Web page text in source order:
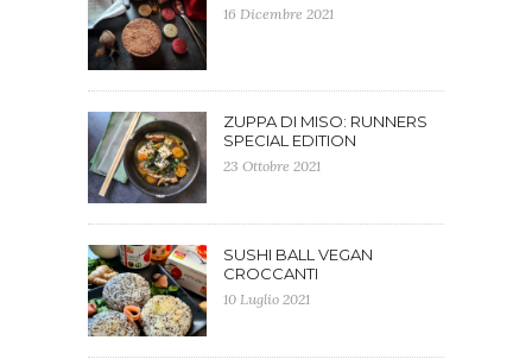
16 Dicembre 2021
ZUPPA DI MISO: RUNNERS
SPECIAL EDITION
23 Ottobre 2021
SUSHI BALL VEGAN
CROCCANTI
10 Luglio 2021